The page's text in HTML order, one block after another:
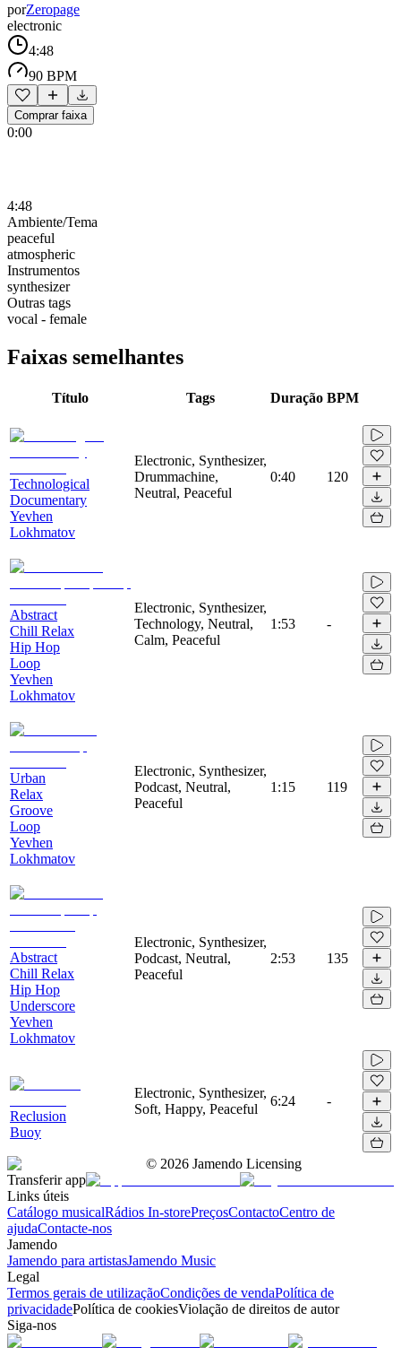
porZeropage
electronic
4:48
90 BPM
Comprar faixa
0:00
4:48
Ambiente/Tema
peaceful
atmospheric
Instrumentos
synthesizer
Outras tags
vocal - female
Faixas semelhantes
Título Tags Duração BPM
Technological
Documentary
Yevhen
Lokhmatov
Electronic, Synthesizer,
Drummachine,
Neutral, Peaceful
0:40 120
Abstract
Chill Relax
Hip Hop
Loop
Yevhen
Lokhmatov
Electronic, Synthesizer,
Technology, Neutral,
Calm, Peaceful
1:53 -
Urban
Relax
Groove
Loop
Yevhen
Lokhmatov
Electronic, Synthesizer,
Podcast, Neutral,
Peaceful
1:15 119
Abstract
Chill Relax
Hip Hop
Underscore
Yevhen
Lokhmatov
Electronic, Synthesizer,
Podcast, Neutral,
Peaceful
2:53 135
Reclusion
Buoy
Electronic, Synthesizer,
Soft, Happy, Peaceful
6:24 -
© 2026 Jamendo Licensing
Transferir app
Links úteis
Catálogo musicalRádios In-storePreçosContactoCentro de
ajudaContacte-nos
Jamendo
Jamendo para artistasJamendo Music
Legal
Termos gerais de utilizaçãoCondições de vendaPolítica de
privacidadePolítica de cookiesViolação de direitos de autor
Siga-nos